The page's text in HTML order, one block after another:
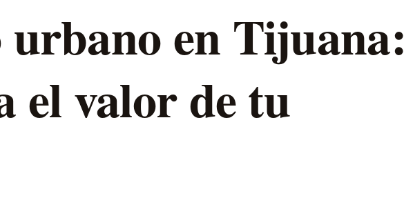
en Tijuana:
el valor de tu